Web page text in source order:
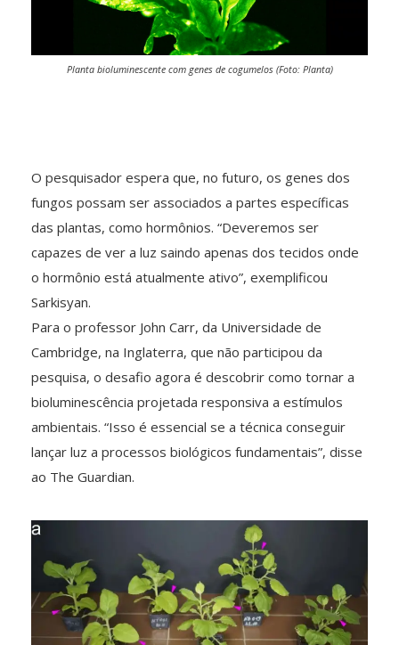
Planta bioluminescente com genes de cogumelos (Foto: Planta)
O pesquisador espera que, no futuro, os genes dos
fungos possam ser associados a partes específicas
das plantas, como hormônios. “Deveremos ser
capazes de ver a luz saindo apenas dos tecidos onde
o hormônio está atualmente ativo”, exemplificou
Sarkisyan.
Para o professor John Carr, da Universidade de
Cambridge, na Inglaterra, que não participou da
pesquisa, o desafio agora é descobrir como tornar a
bioluminescência projetada responsiva a estímulos
ambientais. “Isso é essencial se a técnica conseguir
lançar luz a processos biológicos fundamentais”, disse
ao The Guardian.